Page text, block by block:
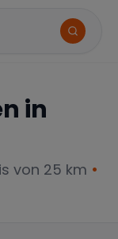
in
von 25 km •